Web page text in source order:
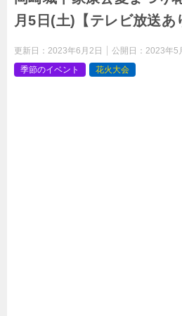
月5日(土)【テレビ放送あ
更新日： 2023年6月2日 公開日： 2023年5
季節のイベント
花火大会